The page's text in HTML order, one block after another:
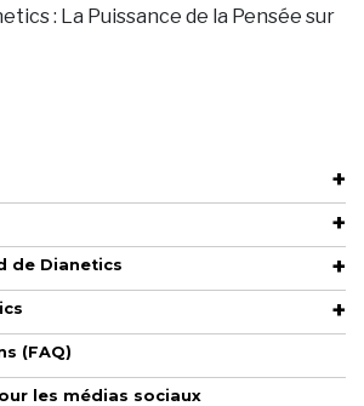
: La Puissance de la Pensée sur
de Dianetics
(FAQ)
les médias sociaux